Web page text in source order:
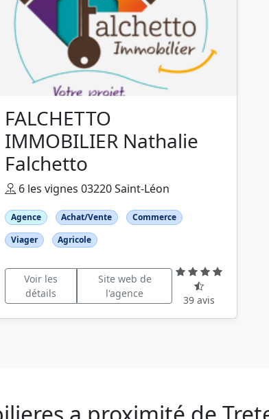
FALCHETTO
IMMOBILIER Nathalie
Falchetto
6 les vignes 03220 Saint-Léon
Agence Achat/Vente
Commerce
Viager
Agricole
Voir les
détails
Site web de
l'agence
39 avis